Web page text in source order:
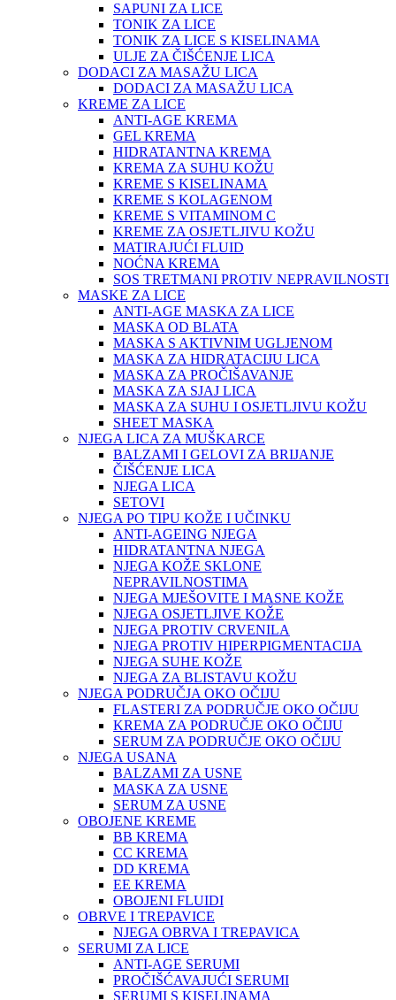
SAPUNI ZA LICE
TONIK ZA LICE
TONIK ZA LICE S KISELINAMA
ULJE ZA ČIŠĆENJE LICA
DODACI ZA MASAŽU LICA
DODACI ZA MASAŽU LICA
KREME ZA LICE
ANTI-AGE KREMA
GEL KREMA
HIDRATANTNA KREMA
KREMA ZA SUHU KOŽU
KREME S KISELINAMA
KREME S KOLAGENOM
KREME S VITAMINOM C
KREME ZA OSJETLJIVU KOŽU
MATIRAJUĆI FLUID
NOĆNA KREMA
SOS TRETMANI PROTIV NEPRAVILNOSTI
MASKE ZA LICE
ANTI-AGE MASKA ZA LICE
MASKA OD BLATA
MASKA S AKTIVNIM UGLJENOM
MASKA ZA HIDRATACIJU LICA
MASKA ZA PROČIŠAVANJE
MASKA ZA SJAJ LICA
MASKA ZA SUHU I OSJETLJIVU KOŽU
SHEET MASKA
NJEGA LICA ZA MUŠKARCE
BALZAMI I GELOVI ZA BRIJANJE
ČIŠĆENJE LICA
NJEGA LICA
SETOVI
NJEGA PO TIPU KOŽE I UČINKU
ANTI-AGEING NJEGA
HIDRATANTNA NJEGA
NJEGA KOŽE SKLONE
NEPRAVILNOSTIMA
NJEGA MJEŠOVITE I MASNE KOŽE
NJEGA OSJETLJIVE KOŽE
NJEGA PROTIV CRVENILA
NJEGA PROTIV HIPERPIGMENTACIJA
NJEGA SUHE KOŽE
NJEGA ZA BLISTAVU KOŽU
NJEGA PODRUČJA OKO OČIJU
FLASTERI ZA PODRUČJE OKO OČIJU
KREMA ZA PODRUČJE OKO OČIJU
SERUM ZA PODRUČJE OKO OČIJU
NJEGA USANA
BALZAMI ZA USNE
MASKA ZA USNE
SERUM ZA USNE
OBOJENE KREME
BB KREMA
CC KREMA
DD KREMA
EE KREMA
OBOJENI FLUIDI
OBRVE I TREPAVICE
NJEGA OBRVA I TREPAVICA
SERUMI ZA LICE
ANTI-AGE SERUMI
PROČIŠĆAVAJUĆI SERUMI
SERUMI S KISELINAMA